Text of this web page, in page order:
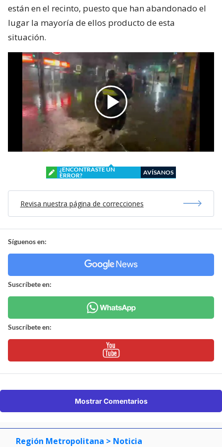
están en el recinto, puesto que han abandonado el
lugar la mayoría de ellos producto de esta
situación.
¿ENCONTRASTE UN
ERROR?
AVÍSANOS
Revisa nuestra página de correcciones
Síguenos en:
Suscríbete en:
Suscríbete en:
Mostrar Comentarios
Región Metropolitana > Noticia